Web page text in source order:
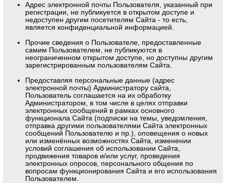
Адрес электронной почты Пользователя, указанный при
регистрации, не публикуется в открытом доступе и
недоступен другим посетителям Сайта - то есть,
является конфиденциальной информацией.
Прочие сведения о Пользователе, предоставленные
самим Пользователем, не публикуются в
неограниченном открытом доступе, но доступны другим
зарегистрированным пользователям Сайта.
Предоставляя персональные данные (адрес
электронной почты) Администратору сайта,
Пользователь соглашается на их обработку
Администратором, в том числе в целях отправки
электронных сообщений в рамках основного
функционала Сайта (подписки на темы, уведомления,
отправка другими пользователями Сайта электронных
сообщений Пользователю и пр.), оповещения о новых
или изменённых возможностях Сайта, изменении
условий соглашения об использовании Сайта,
продвижения товаров и/или услуг, проведения
электронных опросов, персонального общения по
вопросам функционирования Сайта и его использования
Пользователем.